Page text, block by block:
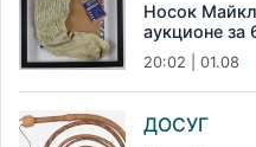
Носок
аукционе за
20:02 | 01.08
ДОСУГ